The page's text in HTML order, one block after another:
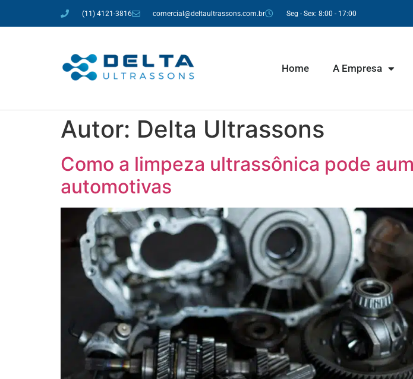
(11) 4121-3816 comercial@deltaultrassons.com.br Seg - Sex: 8:00 - 17:00
Home A Empresa
Autor: Delta Ultrassons
Como a limpeza ultrassônica pode
automotivas